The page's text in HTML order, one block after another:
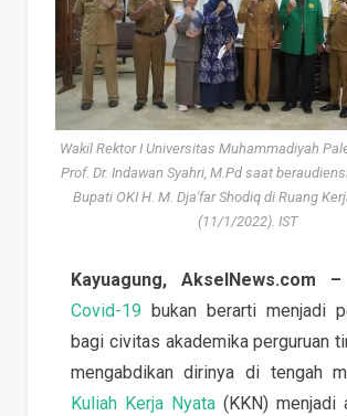
Wakil Rektor I Universitas Muhammadiyah
Prof. Dr. Indawan Syahri, M.Pd saat
Bupati OKI H. M. Dja'far Shodiq di Ruang
(11/1/2022). IST
Kayuagung, AkselNews.com –
Covid-19 bukan berarti menjadi
bagi civitas akademika perguruan
mengabdikan dirinya di tengah
Kuliah Kerja Nyata(KKN) menjadi